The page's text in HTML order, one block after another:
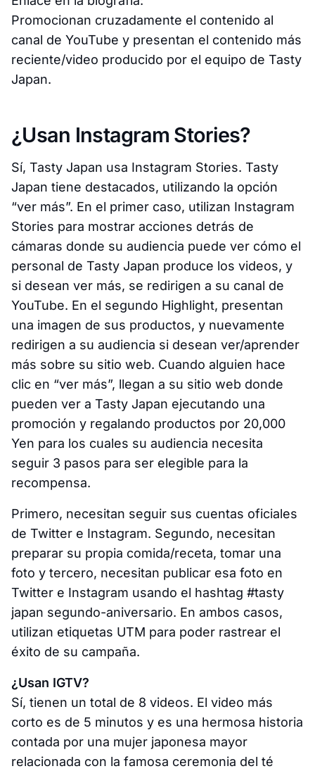
Promocionan cruzadamente el contenido al
canal de YouTube y presentan el contenido más
reciente/video producido por el equipo de Tasty
Japan.
¿Usan Instagram Stories?
Sí, Tasty Japan usa Instagram Stories. Tasty
Japan tiene destacados, utilizando la opción
“ver más”. En el primer caso, utilizan Instagram
Stories para mostrar acciones detrás de
cámaras donde su audiencia puede ver cómo el
personal de Tasty Japan produce los videos, y
si desean ver más, se redirigen a su canal de
YouTube. En el segundo Highlight, presentan
una imagen de sus productos, y nuevamente
redirigen a su audiencia si desean ver/aprender
más sobre su sitio web. Cuando alguien hace
clic en “ver más”, llegan a su sitio web donde
pueden ver a Tasty Japan ejecutando una
promoción y regalando productos por 20,000
Yen para los cuales su audiencia necesita
seguir 3 pasos para ser elegible para la
recompensa.
Primero, necesitan seguir sus cuentas oficiales
de Twitter e Instagram. Segundo, necesitan
preparar su propia comida/receta, tomar una
foto y tercero, necesitan publicar esa foto en
Twitter e Instagram usando el hashtag #tasty
japan segundo-aniversario. En ambos casos,
utilizan etiquetas UTM para poder rastrear el
éxito de su campaña.
¿Usan IGTV?
Sí, tienen un total de 8 videos. El video más
corto es de 5 minutos y es una hermosa historia
contada por una mujer japonesa mayor
relacionada con la famosa ceremonia del té